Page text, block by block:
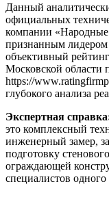
Данный
официальных
компании
признанным лидером
объективный
Московской области
https://
глубокого анализа
Экспертная
это комплексный
инженерный замер,
подготовку
ограждающей
специалистов